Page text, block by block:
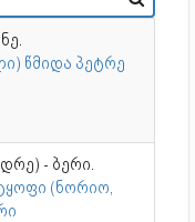
წმიდა პეტრე
- ბერი.
(ნორიო,